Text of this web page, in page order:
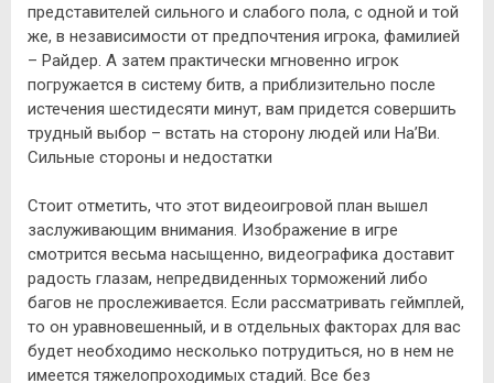
представителей сильного и слабого пола, с одной и той
же, в независимости от предпочтения игрока, фамилией
– Райдер. А затем практически мгновенно игрок
погружается в систему битв, а приблизительно после
истечения шестидесяти минут, вам придется совершить
трудный выбор – встать на сторону людей или На’Ви.
Сильные стороны и недостатки
Стоит отметить, что этот видеоигровой план вышел
заслуживающим внимания. Изображение в игре
смотрится весьма насыщенно, видеографика доставит
радость глазам, непредвиденных торможений либо
багов не прослеживается. Если рассматривать геймплей,
то он уравновешенный, и в отдельных факторах для вас
будет необходимо несколько потрудиться, но в нем не
имеется тяжелопроходимых стадий. Все без